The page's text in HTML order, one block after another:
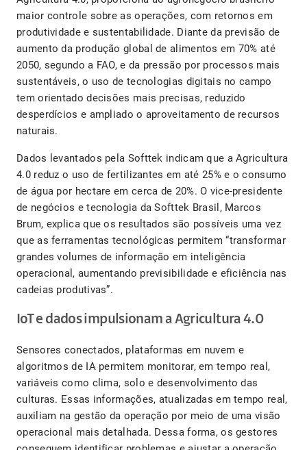
maior controle sobre as operações, com retornos em
produtividade e sustentabilidade. Diante da previsão de
aumento da produção global de alimentos em 70% até
2050, segundo a FAO, e da pressão por processos mais
sustentáveis, o uso de tecnologias digitais no campo
tem orientado decisões mais precisas, reduzido
desperdícios e ampliado o aproveitamento de recursos
naturais.
Dados levantados pela Softtek indicam que a Agricultura
4.0 reduz o uso de fertilizantes em até 25% e o consumo
de água por hectare em cerca de 20%. O vice-presidente
de negócios e tecnologia da Softtek Brasil, Marcos
Brum, explica que os resultados são possíveis uma vez
que as ferramentas tecnológicas permitem “transformar
grandes volumes de informação em inteligência
operacional, aumentando previsibilidade e eficiência nas
cadeias produtivas”.
IoT e dados impulsionam a Agricultura 4.0
Sensores conectados, plataformas em nuvem e
algoritmos de IA permitem monitorar, em tempo real,
variáveis como clima, solo e desenvolvimento das
culturas. Essas informações, atualizadas em tempo real,
auxiliam na gestão da operação por meio de uma visão
operacional mais detalhada. Dessa forma, os gestores